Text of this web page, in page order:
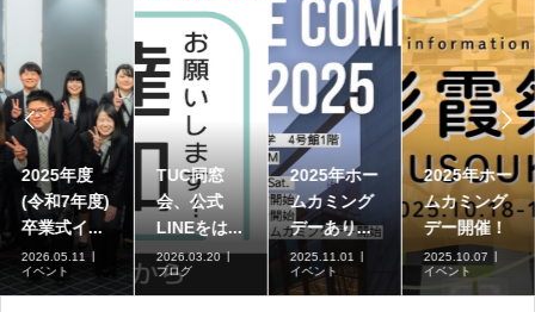

2025年度
(令和7年度)
卒業式イ...
2026.05.11
イベント
TUC同窓
会、公式
LINEをは...
2026.03.20
ブログ
2025年ホー
ムカミング
デーあり...
2025.11.01
イベント
2025年ホー
ムカミング
デー開催！
2025.10.07
イベント
